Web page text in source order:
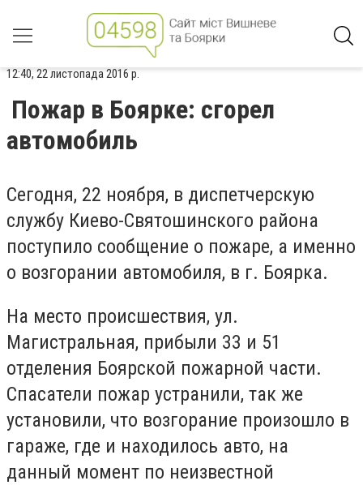
12:40, 22 листопада 2016 р.
Пожар в Боярке: сгорел
автомобиль
Сегодня, 22 ноября, в диспетчерскую
службу Киево-Святошинского района
поступило сообщение о пожаре, а именно
о возгорании автомобиля, в г. Боярка.
На место происшествия, ул.
Магистральная, прибыли 33 и 51
отделения Боярской пожарной части.
Спасатели пожар устранили, так же
установили, что возгорание произошло в
гараже, где и находилось авто, на
данный момент по неизвестной